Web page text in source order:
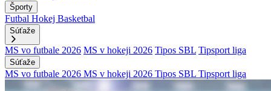
Športy
Futbal Hokej Basketbal
Súťaže
MS vo futbale 2026 MS v hokeji 2026 Tipos SBL Tipsport liga
Súťaže
MS vo futbale 2026 MS v hokeji 2026 Tipos SBL Tipsport liga